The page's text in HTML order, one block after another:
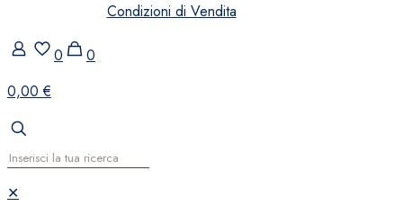
Condizioni di Vendita
0
0
0,00 €
✕